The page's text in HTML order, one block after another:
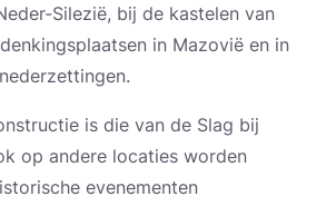
Silezië, bij de kastelen van
in Mazovië en in
is die van de Slag bij
op andere locaties worden
evenementen